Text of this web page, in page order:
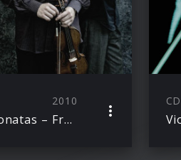
2010
Violin Sonatas – Franck, Grieg, Janácek
CD